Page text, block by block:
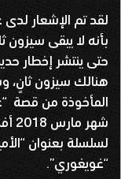
لقد تم الإشعار لدى
بأنه لا يبقى سيزون
حتى ينتشر إخطار
المأخوذة من قصة
لسلسلة بعنوان
“غويغوري”.